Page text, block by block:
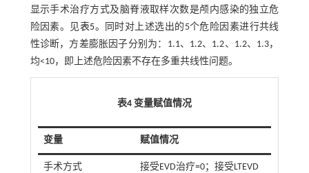
显示手术治疗方式及脑脊液取样次数是颅内感染的独立危
险因素。见表5。同时对上述选出的5个危险因素进行共线
性诊断，方差膨胀因子分别为：1.1、1.2、1.2、1.2、1.3，
均<10，即上述危险因素不存在多重共线性问题。
表4 变量赋值情况
变量 赋值情况
手术方式
接受EVD治疗=0；接受LTEVD